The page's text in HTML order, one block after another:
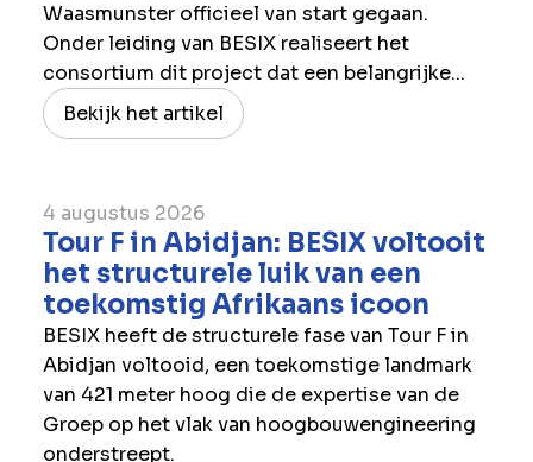
Waasmunster officieel van start gegaan.
Onder leiding van BESIX realiseert het
consortium dit project dat een belangrijke...
Bekijk het artikel
4 augustus 2026
Tour F in Abidjan: BESIX voltooit
het structurele luik van een
toekomstig Afrikaans icoon
BESIX heeft de structurele fase van Tour F in
Abidjan voltooid, een toekomstige landmark
van 421 meter hoog die de expertise van de
Groep op het vlak van hoogbouwengineering
onderstreept.